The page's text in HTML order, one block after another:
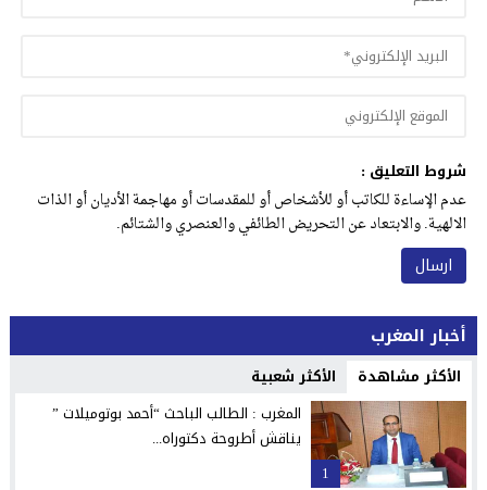
شروط التعليق :
عدم الإساءة للكاتب أو للأشخاص أو للمقدسات أو مهاجمة الأديان أو الذات
الالهية. والابتعاد عن التحريض الطائفي والعنصري والشتائم.
أخبار المغرب
الأكثر مشاهدة الأكثر شعبية
1
المغرب : الطالب الباحث “أحمد بوتوميلات ”
يناقش أطروحة دكتوراه...